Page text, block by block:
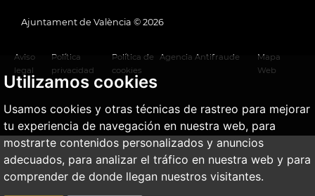
Utilizamos cookies
Usamos cookies y otras técnicas de rastreo para mejorar
tu experiencia de navegación en nuestra web, para
mostrarte contenidos personalizados y anuncios
adecuados, para analizar el tráfico en nuestra web y para
comprender de donde llegan nuestros visitantes.
Ajuntament de València © 2026
Aviso
legal
Política
privacidad
Política de
cookies
Agencia Antifraude
Mapa
Web